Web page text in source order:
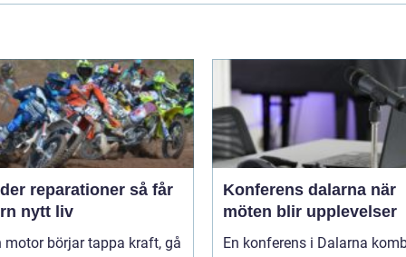
reparationer så får
nytt liv
motor börjar tappa kraft, gå
Konferens dalarna när
möten blir upplevelser
En konferens i Dalarna